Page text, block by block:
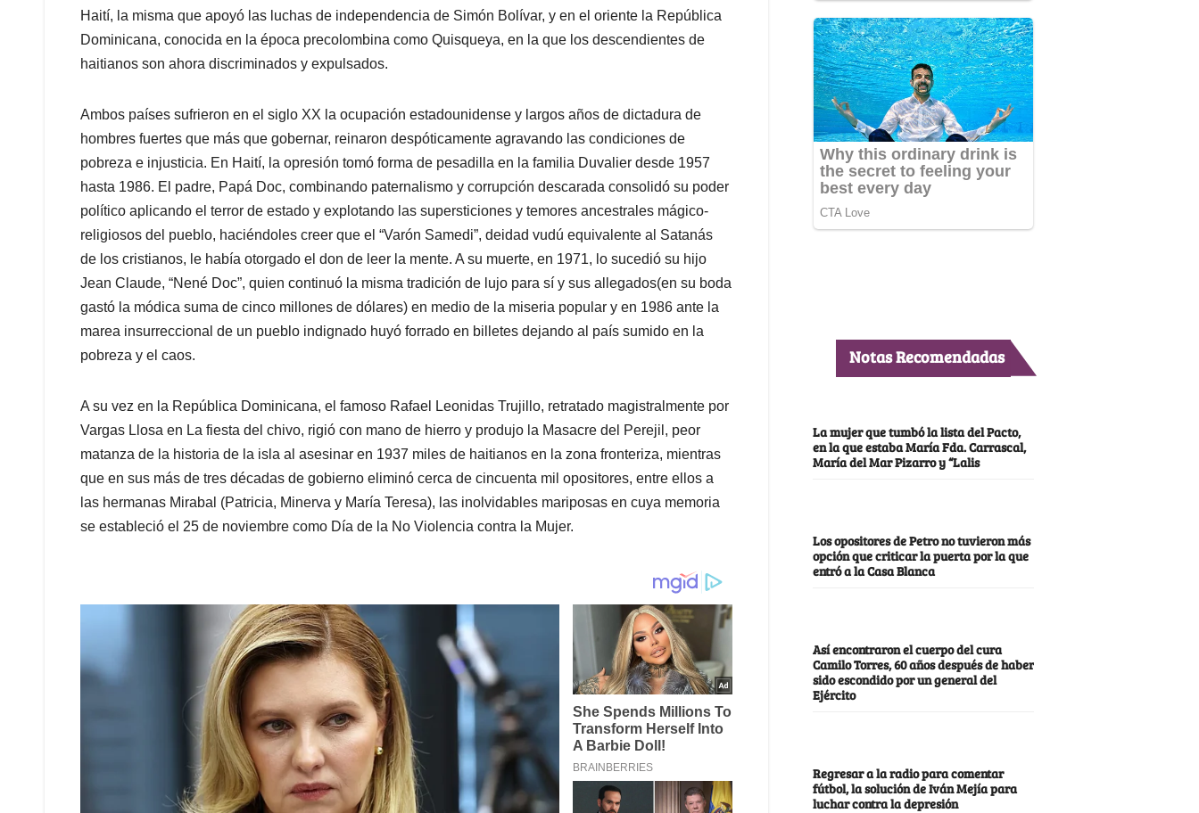
p
k
n
Haití, la misma que apoyó las luchas de independencia de Simón Bolívar, y en el oriente la República
Dominicana, conocida en la época precolombina como Quisqueya, en la que los descendientes de
haitianos son ahora discriminados y expulsados.
Ambos países sufrieron en el siglo XX la ocupación estadounidense y largos años de dictadura de
hombres fuertes que más que gobernar, reinaron despóticamente agravando las condiciones de
pobreza e injusticia. En Haití, la opresión tomó forma de pesadilla en la familia Duvalier desde 1957
hasta 1986. El padre, Papá Doc, combinando paternalismo y corrupción descarada consolidó su poder
político aplicando el terror de estado y explotando las supersticiones y temores ancestrales mágico-
religiosos del pueblo, haciéndoles creer que el “Varón Samedi”, deidad vudú equivalente al Satanás
de los cristianos, le había otorgado el don de leer la mente. A su muerte, en 1971, lo sucedió su hijo
Jean Claude, “Nené Doc”, quien continuó la misma tradición de lujo para sí y sus allegados(en su boda
gastó la módica suma de cinco millones de dólares) en medio de la miseria popular y en 1986 ante la
marea insurreccional de un pueblo indignado huyó forrado en billetes dejando al país sumido en la
pobreza y el caos.
A su vez en la República Dominicana, el famoso Rafael Leonidas Trujillo, retratado magistralmente por
Vargas Llosa en La fiesta del chivo, rigió con mano de hierro y produjo la Masacre del Perejil, peor
matanza de la historia de la isla al asesinar en 1937 miles de haitianos en la zona fronteriza, mientras
que en sus más de tres décadas de gobierno eliminó cerca de cincuenta mil opositores, entre ellos a
las hermanas Mirabal (Patricia, Minerva y María Teresa), las inolvidables mariposas en cuya memoria
se estableció el 25 de noviembre como Día de la No Violencia contra la Mujer.
Notas Recomendadas
La mujer que tumbó la lista del Pacto,
en la que estaba María Fda. Carrascal,
María del Mar Pizarro y “Lalis
Los opositores de Petro no tuvieron más
opción que criticar la puerta por la que
entró a la Casa Blanca
Así encontraron el cuerpo del cura
Camilo Torres, 60 años después de haber
sido escondido por un general del
Ejército
Regresar a la radio para comentar
fútbol, la solución de Iván Mejía para
luchar contra la depresión